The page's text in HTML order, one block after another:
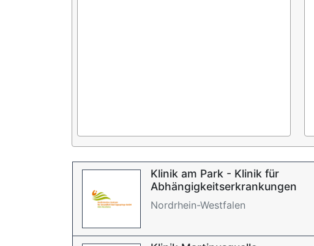
Klinik am Park - Klinik für
Abhängigkeitserkrankungen
Nordrhein-Westfalen